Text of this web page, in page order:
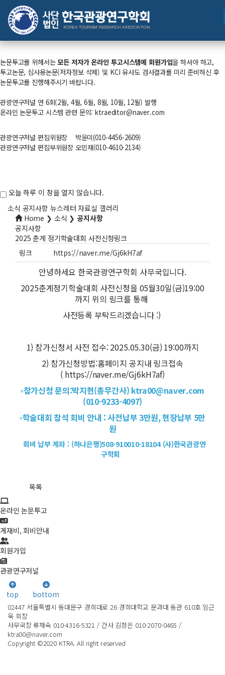
관광연구저널 논문투고 안내
관광연구저널 논문투고는온라인 논문투고 시스템
https://domestic.thinkonweb.com/society/submitktra
온라인 투고시스템 회원가입
논문투고를 위해서는모든 저자가 온라인 투고시스템에 회원가입을 하셔야 하고,
투고논문, 심사용논문(저자정보 삭제) 및 KCI 유사도 검사결과를 미리 준비하신 후
논문투고를 진행해주시기 바랍니다.
관광연구저널 연 6회(2월, 4월, 6월, 8월, 10월, 12월) 발행
온라인 논문투고 시스템 관련 문의: ktraeditor@naver.com​
관광연구저널 편집위원장 박윤미(010-4456-2609)
관광연구저널 편집부위원장 오민재(010-4610-2134)
오늘 하루 이 창을 열지 않습니다.
소식 공지사항 뉴스레터 자료실 갤러리
Home ❯ 소식 ❯공지사항
공지사항
2025 춘계 정기학술대회 사전신청링크
링크
https://naver.me/Gj6kH7af
안녕하세요 한국관광연구학회 사무국입니다.
2025춘계정기학술대회 사전신청을 05월30일(금)19:00
까지 위의 링크를 통해
사전등록 부탁드리겠습니다 :)
1) 참가신청서 사전 접수: 2025.05.30(금) 19:00까지
2) 참가신청방법:홈페이지 공지내 링크접속
( https://naver.me/Gj6kH7af)
▫참가신청 문의:박지현(총무간사) ktra00@naver.com
(010-9233-4097)
▫학술대회 참석 회비 안내 : 사전납부 3만원, 현장납부 5만
원
회비 납부 계좌 : (하나은행)508-910010-18104 (사)한국관광연
구학회
목록
온라인 논문투고
게재비, 회비안내
회원가입
관광연구저널
top bottom
02447 서울특별시 동대문구 경희대로 26 경희대학교 문과대 동관 610호 임근
욱 회장
사무국장 류재숙 010-4316-5321 / 간사 김정은 010-2070-0465 /
ktra00@naver.com
Copyright ©2020 KTRA. All right reserved